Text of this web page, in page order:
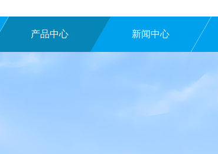
产品中心 新闻中心